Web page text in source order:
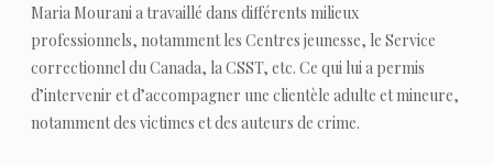
Maria Mourani a travaillé dans différents milieux
professionnels, notamment les Centres jeunesse, le Service
correctionnel du Canada, la CSST, etc. Ce qui lui a permis
d’intervenir et d’accompagner une clientèle adulte et mineure,
notamment des victimes et des auteurs de crime.